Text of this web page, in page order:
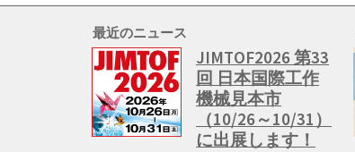
最近のニュース
JIMTOF2026 第33
回 日本国際工作
機械見本市
（10/26～10/31）
に出展します！